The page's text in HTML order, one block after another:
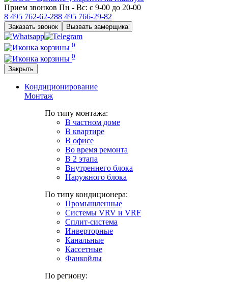
Прием звонков Пн - Вс: с 9-00 до 20-00
8 495 762-62-288 495 766-29-82
Заказать звонок Вызвать замерщика
0
0
Закрыть
Кондиционирование
Монтаж
По типу монтажа:
В частном доме
В квартире
В офисе
Во время ремонта
В 2 этапа
Внутреннего блока
Наружного блока
По типу кондиционера:
Промышленные
Системы VRV и VRF
Сплит-система
Инверторные
Канальные
Кассетные
Фанкойлы
По региону: